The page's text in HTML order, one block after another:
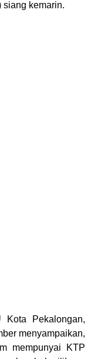
siang kemarin.
Kota Pekalongan,
menyampaikan,
mempunyai KTP